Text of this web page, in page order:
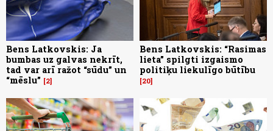
Bens Latkovskis: Ja
bumbas uz galvas nekrīt,
tad var arī ražot “sūdu” un
“mēslu”
2
Bens Latkovskis: “Rasimas
lieta” spilgti izgaismo
politiķu liekulīgo būtību
20